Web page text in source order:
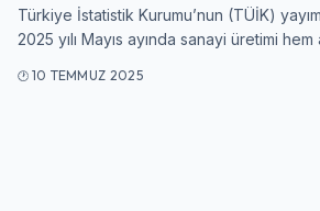
Türkiye İstatistik Kurumu’nun (TÜİK)
2025 yılı Mayıs ayında sanayi üretimi hem
10 TEMMUZ 2025
Şifre